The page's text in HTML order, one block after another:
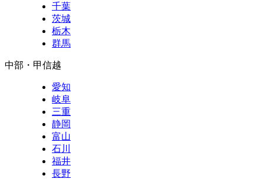
千葉
茨城
栃木
群馬
中部・甲信越
愛知
岐阜
三重
静岡
富山
石川
福井
長野